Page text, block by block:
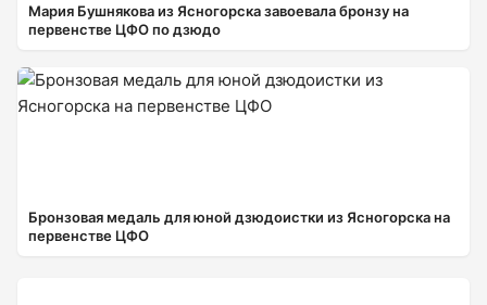
Мария Бушнякова из Ясногорска завоевала бронзу на
первенстве ЦФО по дзюдо
Бронзовая медаль для юной дзюдоистки из Ясногорска на
первенстве ЦФО